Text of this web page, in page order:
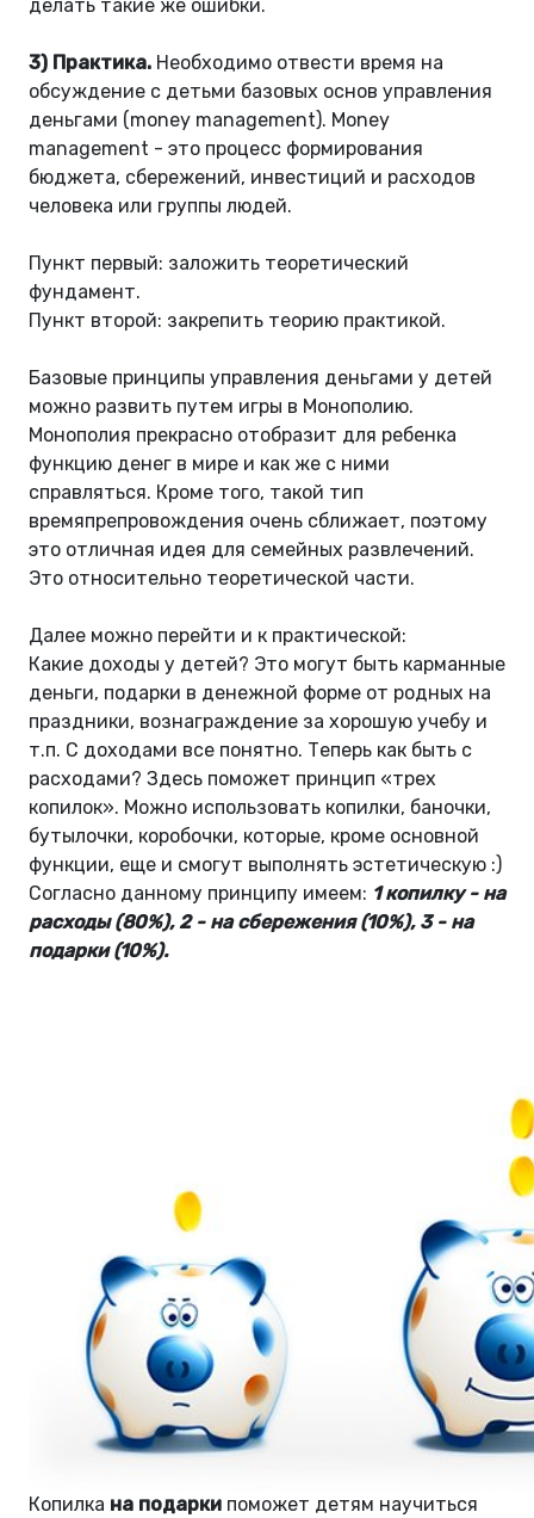
делать такие же ошибки.
3) Практика. Необходимо отвести время на
обсуждение с детьми базовых основ управления
деньгами (money management). Money
management - это процесс формирования
бюджета, сбережений, инвестиций и расходов
человека или группы людей.
Пункт первый: заложить теоретический
фундамент.
Пункт второй: закрепить теорию практикой.
Базовые принципы управления деньгами у детей
можно развить путем игры в Монополию.
Монополия прекрасно отобразит для ребенка
функцию денег в мире и как же с ними
справляться. Кроме того, такой тип
времяпрепровождения очень сближает, поэтому
это отличная идея для семейных развлечений.
Это относительно теоретической части.
Далее можно перейти и к практической:
Какие доходы у детей? Это могут быть карманные
деньги, подарки в денежной форме от родных на
праздники, вознаграждение за хорошую учебу и
т.п. С доходами все понятно. Теперь как быть с
расходами? Здесь поможет принцип «трех
копилок». Можно использовать копилки, баночки,
бутылочки, коробочки, которые, кроме основной
функции, еще и смогут выполнять эстетическую :)
Согласно данному принципу имеем: 1 копилку - на
расходы (80%), 2 - на сбережения (10%), 3 - на
подарки (10%).
Копилка на подарки поможет детям научиться